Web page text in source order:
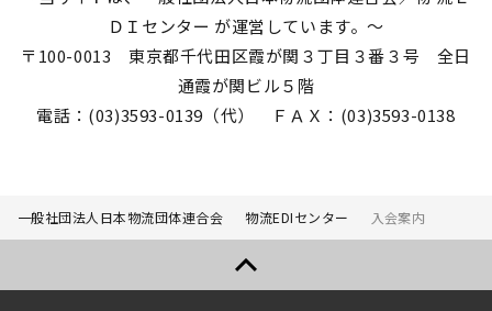
ＤＩセンター が運営しています。～
〒100-0013 東京都千代田区霞が関３丁目３番３号 全日
通霞が関ビル５階
電話：(03)3593-0139（代） ＦＡＸ：(03)3593-0138
一般社団法人日本物流団体連合会 物流EDIセンター 入会案内